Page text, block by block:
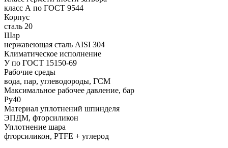
класс А по ГОСТ 9544
Корпус
сталь 20
Шар
нержавеющая сталь AISI 304
Климатическое исполнение
У по ГОСТ 15150-69
Рабочие среды
вода, пар, углеводороды, ГСМ
Максимальное рабочее давление, бар
Ру40
Материал уплотнений шпинделя
ЭПДМ, фторсиликон
Уплотнение шара
фторсиликон, PTFE + углерод